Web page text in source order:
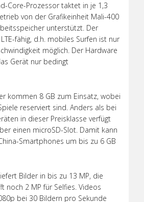
Core-Prozessor taktet in je 1,3
von der Grafikeinheit Mali-400
unterstützt. Der
fähig, d.h. mobiles Surfen ist nur
möglich. Der Hardware
Gerät nur bedingt
kommen 8 GB zum Einsatz, wobei
reserviert sind. Anders als bei
in dieser Preisklasse verfügt
einen microSD-Slot. Damit kann
Smartphones um bis zu 6 GB
Bilder in bis zu 13 MP, die
noch 2 MP für Selfies. Videos
bei 30 Bildern pro Sekunde